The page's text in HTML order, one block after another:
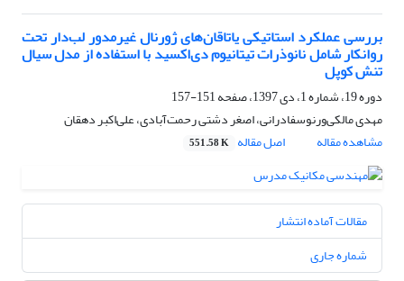
بررسی عملکرد استاتیکی یاتاقان‌های ژورنال غیرمدور لب‌دار تحت
روانکار شامل نانوذرات تیتانیوم دی‌اکسید با استفاده از مدل سیال
تنش کوپل
دوره 19، شماره 1، دی 1397، صفحه
151-157
مهدی مالکی‌ورنوسفادرانی، اصغر دشتی رحمت‌آبادی، علی‌اکبر دهقان
مشاهده مقاله
اصل مقاله 551.58 K
مقالات آماده انتشار
شماره جاری